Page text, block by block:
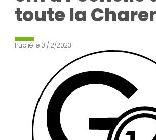
toute la
Publié le 01/12/2023